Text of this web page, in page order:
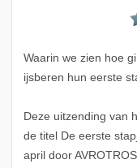
Waarin we zien hoe
ijsberen hun eerste
Deze uitzending van
de titel De eerste
april door